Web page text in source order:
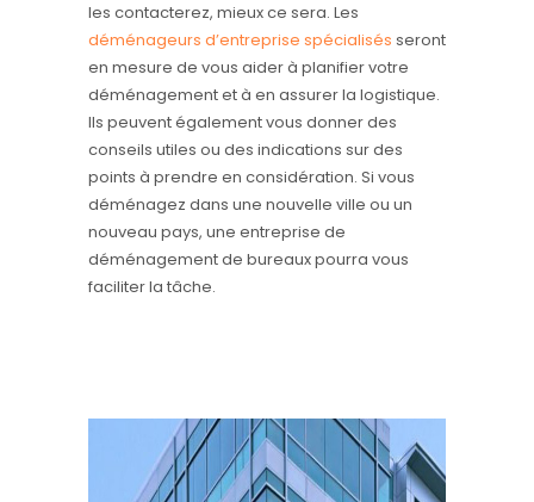
les contacterez, mieux ce sera. Les
déménageurs d’entreprise spécialisés seront
en mesure de vous aider à planifier votre
déménagement et à en assurer la logistique.
Ils peuvent également vous donner des
conseils utiles ou des indications sur des
points à prendre en considération. Si vous
déménagez dans une nouvelle ville ou un
nouveau pays, une entreprise de
déménagement de bureaux pourra vous
faciliter la tâche.